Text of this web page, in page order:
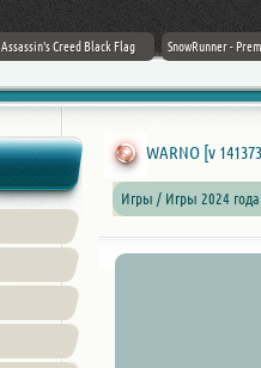
Assassin's Creed Black Flag
SnowRunner -
WARNO [v
Игры / Игры 2024 года